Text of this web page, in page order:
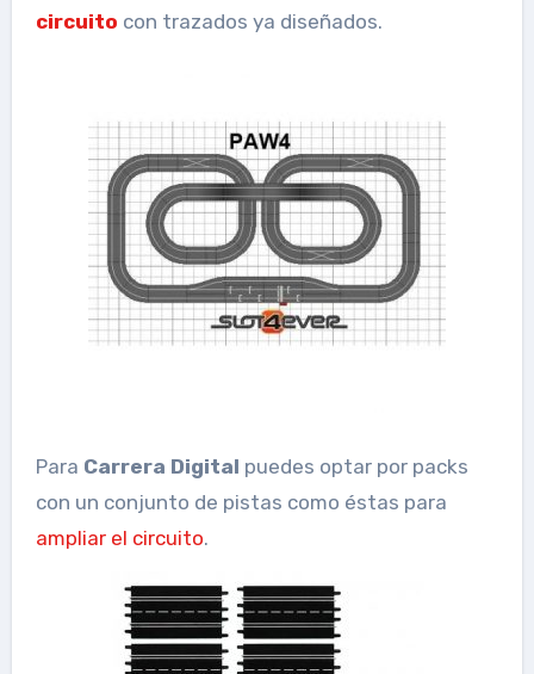
circuito con trazados ya diseñados.
Para Carrera Digital puedes optar por packs
con un conjunto de pistas como éstas para
ampliar el circuito.